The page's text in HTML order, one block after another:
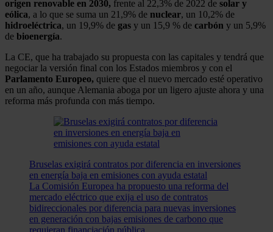
origen renovable en 2030, frente al 22,3% de 2022 de solar y
eólica, a lo que se suma un 21,9% de nuclear, un 10,2% de
hidroeléctrica, un 19,9% de gas y un 15,9 % de carbón y un 5,9%
de bioenergía.
La CE, que ha trabajado su propuesta con las capitales y tendrá que
negociar la versión final con los Estados miembros y con el
Parlamento Europeo, quiere que el nuevo mercado esté operativo
en un año, aunque Alemania aboga por un ligero ajuste ahora y una
reforma más profunda con más tiempo.
Bruselas exigirá contratos por diferencia en inversiones
en energía baja en emisiones con ayuda estatal
La Comisión Europea ha propuesto una reforma del
mercado eléctrico que exija el uso de contratos
bidireccionales por diferencia para nuevas inversiones
en generación con bajas emisiones de carbono que